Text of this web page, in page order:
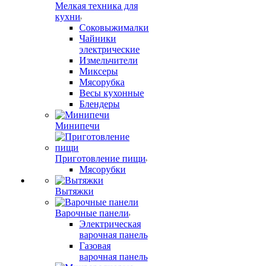
Мелкая техника для
кухни
Соковыжималки
Чайники
электрические
Измельчители
Миксеры
Мясорубка
Весы кухонные
Блендеры
Минипечи
Приготовление пищи
Мясорубки
Вытяжки
Варочные панели
Электрическая
варочная панель
Газовая
варочная панель